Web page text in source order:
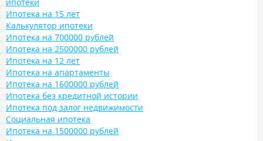
Ипотека на 15 лет
Калькулятор ипотеки
Ипотека на 700000 рублей
Ипотека на 2500000 рублей
Ипотека на 12 лет
Ипотека на апартаменты
Ипотека на 1600000 рублей
Ипотека без кредитной истории
Ипотека под залог недвижимости
Социальная ипотека
Ипотека на 1500000 рублей